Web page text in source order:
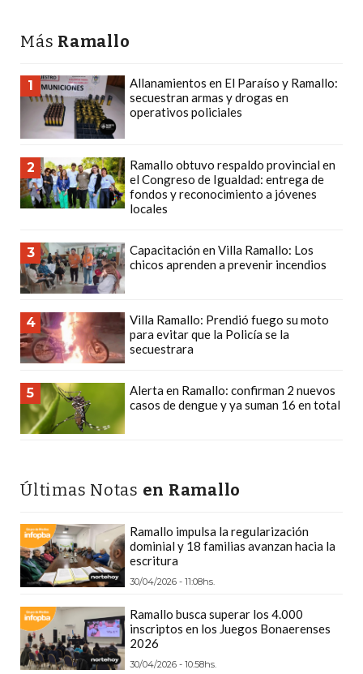
CÓMO
CREAR
TIENDAS
ONLINE
PEDIDOS
POR
WHATSAPP
ONLINE
GRATIS
ARGENTINA:
CHANGUITO.COM.AR
VS
OTRAS
PLATAFORMAS
DE
WHATSAPP
RECIBIR
PEDIDOS
DE
POR
WHATSAPP:
LA
Más Ramallo
1
Allanamientos en El Paraíso y Ramallo:
secuestran armas y drogas en
operativos policiales
2
Ramallo obtuvo respaldo provincial en
el Congreso de Igualdad: entrega de
fondos y reconocimiento a jóvenes
locales
3
Capacitación en Villa Ramallo: Los
chicos aprenden a prevenir incendios
4
Villa Ramallo: Prendió fuego su moto
para evitar que la Policía se la
secuestrara
5
Alerta en Ramallo: confirman 2 nuevos
casos de dengue y ya suman 16 en total
Últimas Notas en Ramallo
Ramallo impulsa la regularización
dominial y 18 familias avanzan hacia la
escritura
30/04/2026 - 11:08hs.
Ramallo busca superar los 4.000
inscriptos en los Juegos Bonaerenses
2026
30/04/2026 - 10:58hs.